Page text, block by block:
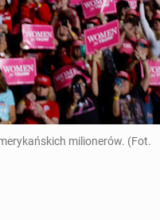
milionerów. (Fot.